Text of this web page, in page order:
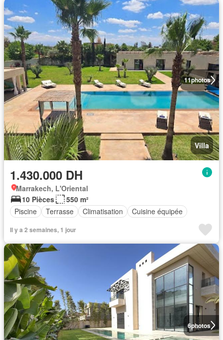
11photos
Villa
1.430.000 DH
Marrakech, L'Oriental
10 Pièces
550 m²
Piscine
Terrasse Climatisation Cuisine équipée
Il y a 2 semaines, 1 jour
6photos